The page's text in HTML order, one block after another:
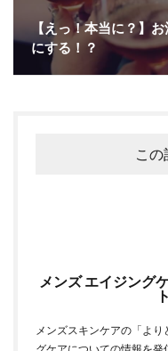
【えっ！本当に？】
にする！？
この
メンズ エイジング
メンズスキンケアの「よ